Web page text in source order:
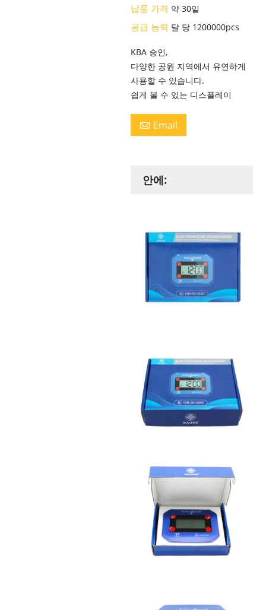
납품 가격 약 30일
공급 능력 달 당 1200000pcs
KBA 승인,
다양한 공원 지역에서 유연하게
사용할 수 있습니다.
쉽게 볼 수 있는 디스플레이
 Email
안에: